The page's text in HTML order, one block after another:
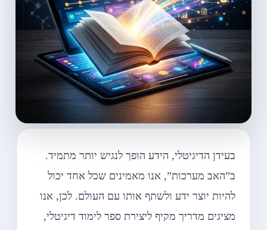
בעידן הדיגיטלי, הידע הופך לנגיש יותר מתמיד.
ב”האב מערכות”, אנו מאמינים שכל אחד יכול
להיות יוצר ידע ולשתף אותו עם העולם. לכן, אנו
מציגים מדריך מקיף ליצירת ספר לימוד דיגיטלי,